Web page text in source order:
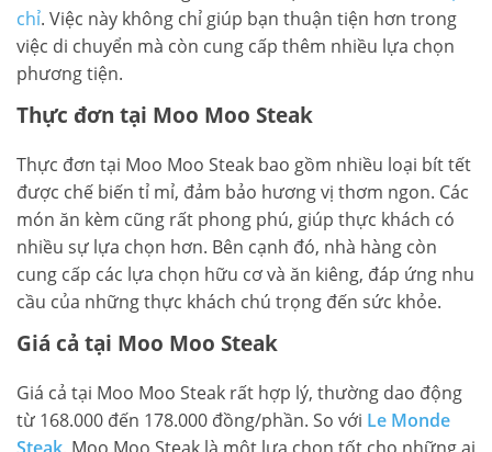
chỉ. Việc này không chỉ giúp bạn thuận tiện hơn trong
việc di chuyển mà còn cung cấp thêm nhiều lựa chọn
phương tiện.
Thực đơn tại Moo Moo Steak
Thực đơn tại Moo Moo Steak bao gồm nhiều loại bít tết
được chế biến tỉ mỉ, đảm bảo hương vị thơm ngon. Các
món ăn kèm cũng rất phong phú, giúp thực khách có
nhiều sự lựa chọn hơn. Bên cạnh đó, nhà hàng còn
cung cấp các lựa chọn hữu cơ và ăn kiêng, đáp ứng nhu
cầu của những thực khách chú trọng đến sức khỏe.
Giá cả tại Moo Moo Steak
Giá cả tại Moo Moo Steak rất hợp lý, thường dao động
từ 168.000 đến 178.000 đồng/phần. So với Le Monde